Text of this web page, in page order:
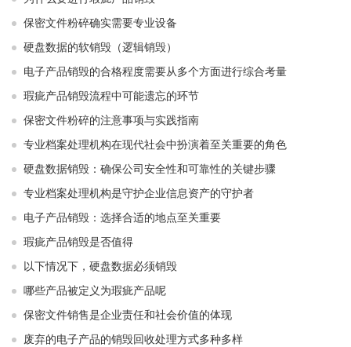
保密文件粉碎确实需要专业设备
硬盘数据的软销毁（逻辑销毁）
电子产品销毁的合格程度需要从多个方面进行综合考量
瑕疵产品销毁流程中可能遗忘的环节
保密文件粉碎的注意事项与实践指南
专业档案处理机构在现代社会中扮演着至关重要的角色
硬盘数据销毁：确保公司安全性和可靠性的关键步骤
专业档案处理机构是守护企业信息资产的守护者
电子产品销毁：选择合适的地点至关重要
瑕疵产品销毁是否值得
以下情况下，硬盘数据必须销毁
哪些产品被定义为瑕疵产品呢
保密文件销售是企业责任和社会价值的体现
废弃的电子产品的销毁回收处理方式多种多样